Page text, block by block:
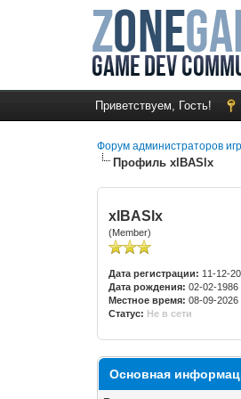
Приветствуем, Гость!
Форум администраторов
Профиль xlBASlx
xlBASlx
(Member)
Дата регистрации: 11-12-
Дата рождения: 02-02-1986
Местное время: 08-09-2026
Статус: Не в сети
Основная